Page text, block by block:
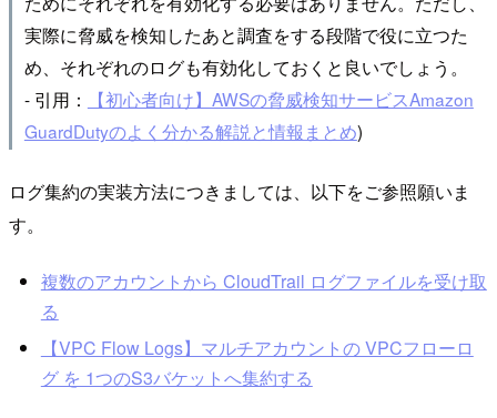
実際に脅威を検知したあと調査をする段階で役に立つた
め、それぞれのログも有効化しておくと良いでしょう。
- 引用：
【初心者向け】AWSの脅威検知サービスAmazon
GuardDutyのよく分かる解説と情報まとめ)
ログ集約の実装方法につきましては、以下をご参照願いま
す。
複数のアカウントから CloudTrail ログファイルを受け取
る
【VPC Flow Logs】マルチアカウントの VPCフローロ
グ を 1つのS3バケットへ集約する